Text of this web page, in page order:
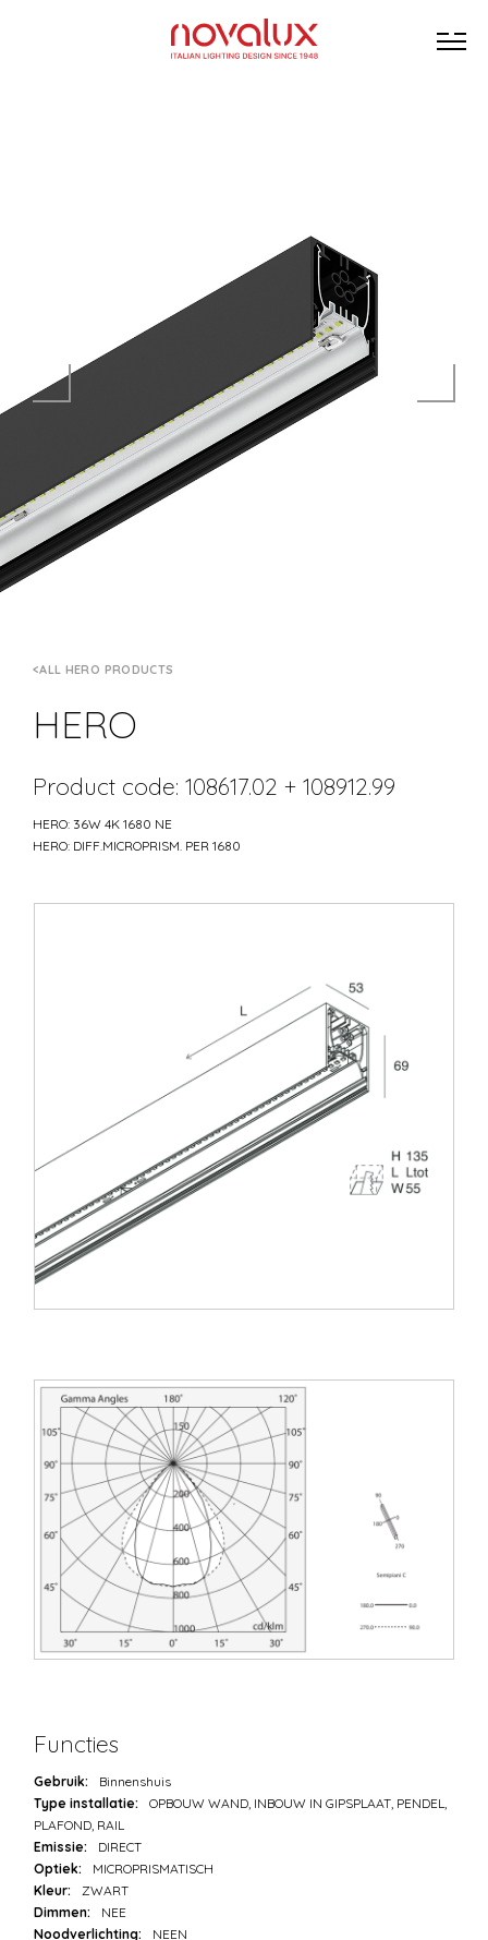
ALL HERO PRODUCTS
HERO
Product code: 108617.02 + 108912.99
HERO: 36W 4K 1680 NE
HERO: DIFF.MICROPRISM. PER 1680
Functies
Gebruik:
Binnenshuis
Type installatie:
OPBOUW WAND, INBOUW IN GIPSPLAAT, PENDEL,
PLAFOND, RAIL
Emissie:
DIRECT
Optiek:
MICROPRISMATISCH
Kleur:
ZWART
Dimmen:
NEE
Noodverlichting:
NEEN